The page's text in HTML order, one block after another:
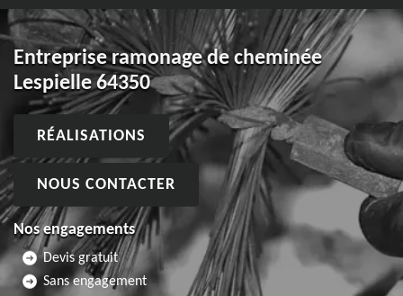
Entreprise ramonage de cheminée
Lespielle 64350
RÉALISATIONS
NOUS CONTACTER
Nos engagements
Devis gratuit
Sans engagement